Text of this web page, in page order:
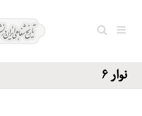
شریف
نوار ۶